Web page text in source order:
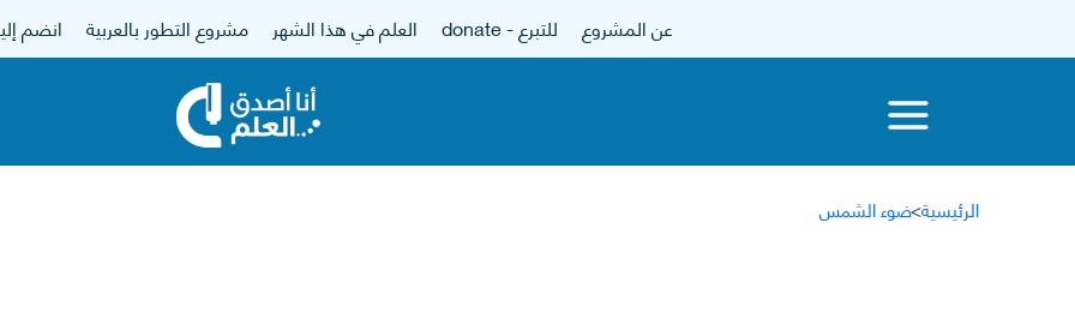
عن المشروع للتبرع - donate العلم في هذا الشهر مشروع التطور بالعربية انضم
الرئيسية>ضوء الشمس